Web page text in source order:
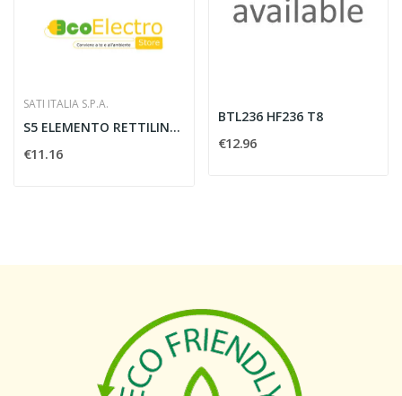
SATI ITALIA S.P.A.
S5 ELEMENTO RETTILINEO FORATO 3 METRI 150X80 ZS...
€11.16
BTL236 HF236 T8
€12.96